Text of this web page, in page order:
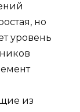
но
уровень
из